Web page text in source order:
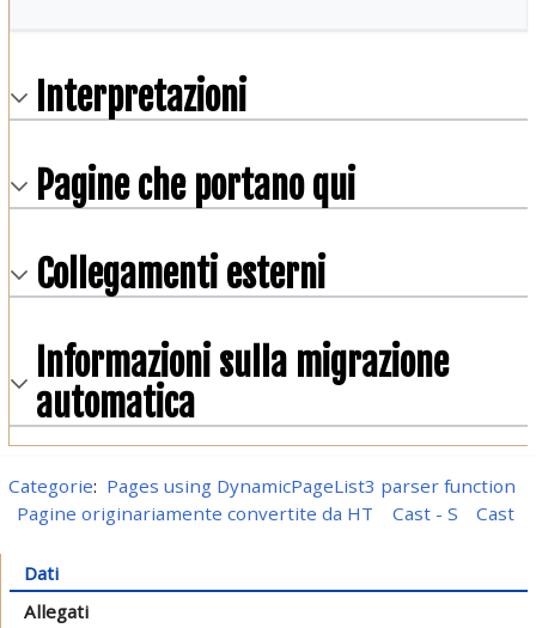
Interpretazioni
Pagine che portano qui
Collegamenti esterni
Informazioni sulla migrazione
automatica
Categorie: Pages using DynamicPageList3 parser function
Pagine originariamente convertite da HT
Cast - S Cast
Dati
Allegati